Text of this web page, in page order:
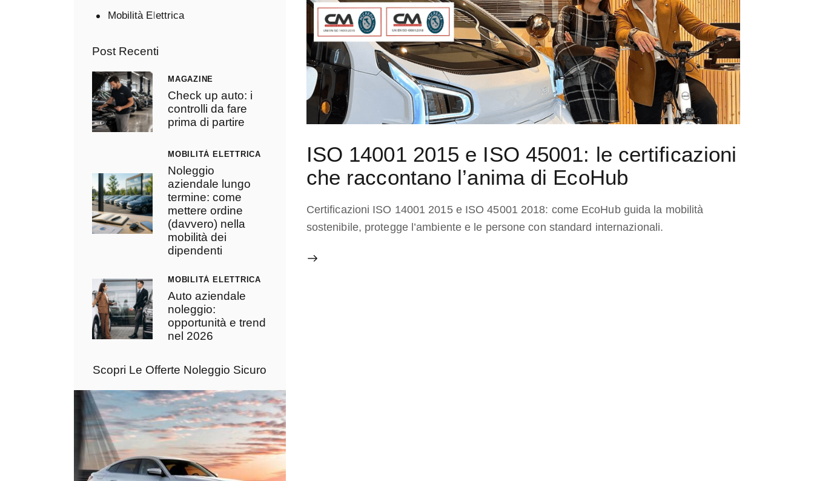
ISO 14001 2015 e ISO 45001: le certificazioni
che raccontano l’anima di EcoHub
Certificazioni ISO 14001 2015 e ISO 45001 2018: come EcoHub guida la mobilità
sostenibile, protegge l’ambiente e le persone con standard internazionali.
Mobilità Elettrica
Post Recenti
MAGAZINE
Check up auto: i
controlli da fare
prima di partire
MOBILITÀ ELETTRICA
Noleggio
aziendale lungo
termine: come
mettere ordine
(davvero) nella
mobilità dei
dipendenti
MOBILITÀ ELETTRICA
Auto aziendale
noleggio:
opportunità e trend
nel 2026
Scopri Le Offerte Noleggio Sicuro